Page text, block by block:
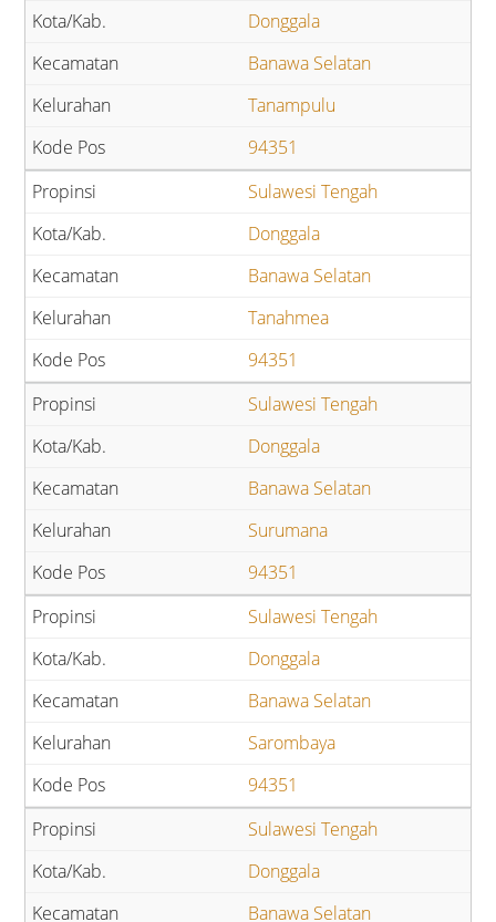
Donggala
Banawa Selatan
Tanampulu
94351
Sulawesi Tengah
Donggala
Banawa Selatan
Tanahmea
94351
Sulawesi Tengah
Donggala
Banawa Selatan
Surumana
94351
Sulawesi Tengah
Donggala
Banawa Selatan
Sarombaya
94351
Sulawesi Tengah
Donggala
Banawa Selatan